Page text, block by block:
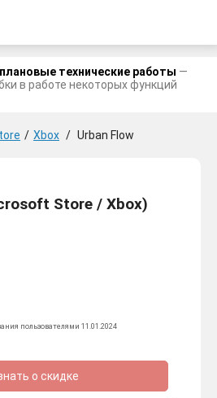
технические работы —
в работе некоторых функций
/ Xbox / Urban Flow
Store / Xbox)
пользователями 11.01.2024
о скидке